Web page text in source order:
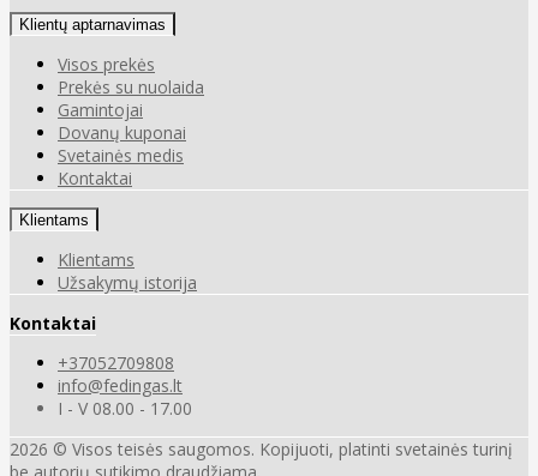
Klientų aptarnavimas
Visos prekės
Prekės su nuolaida
Gamintojai
Dovanų kuponai
Svetainės medis
Kontaktai
Klientams
Klientams
Užsakymų istorija
Kontaktai
+37052709808
info@fedingas.lt
I - V 08.00 - 17.00
2026 © Visos teisės saugomos. Kopijuoti, platinti svetainės turinį
be autorių sutikimo draudžiama.